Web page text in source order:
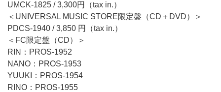
UMCK-1825 / 3,300円（tax in.）
＜UNIVERSAL MUSIC STORE限定盤（CD＋DVD）＞
PDCS-1940 / 3,850 円（tax in.）
＜FC限定盤（CD）＞
RIN：PROS-1952
NANO：PROS-1953
YUUKI：PROS-1954
RINO：PROS-1955